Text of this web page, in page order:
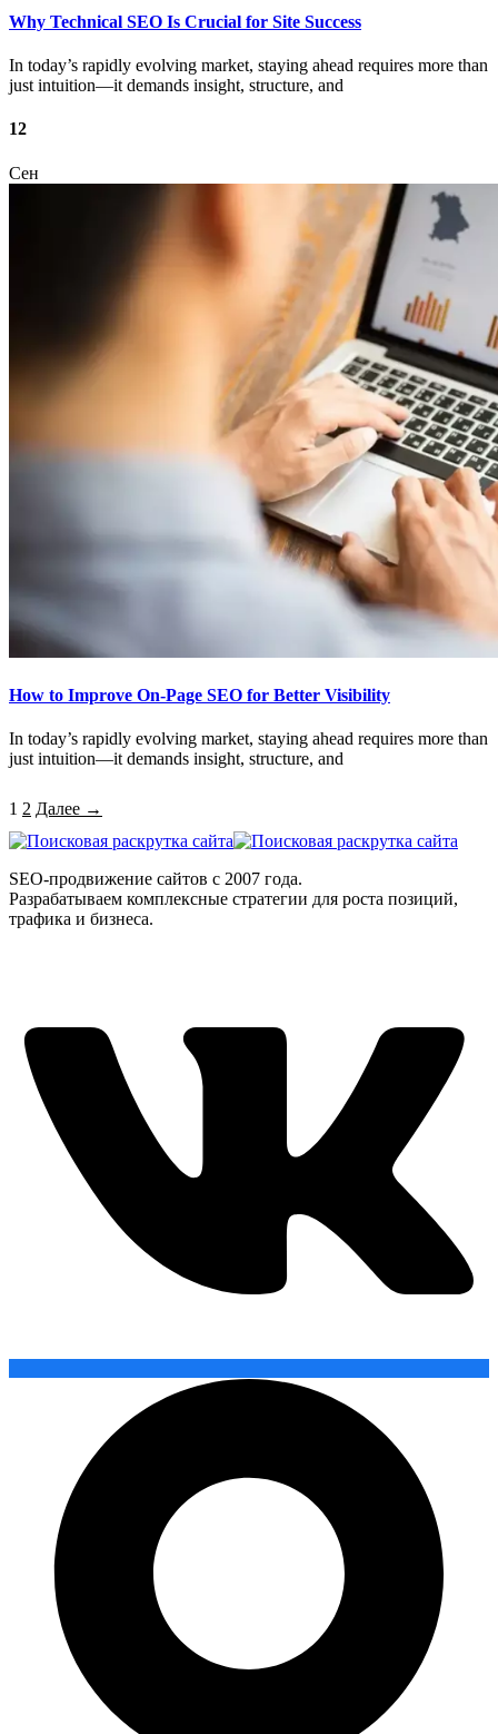
Why Technical SEO Is Crucial for Site Success
In today’s rapidly evolving market, staying ahead requires more than
just intuition—it demands insight, structure, and
12
Сен
How to Improve On-Page SEO for Better Visibility
In today’s rapidly evolving market, staying ahead requires more than
just intuition—it demands insight, structure, and
1 2 Далее →
SEO-продвижение сайтов с 2007 года.
Разрабатываем комплексные стратегии для роста позиций,
трафика и бизнеса.